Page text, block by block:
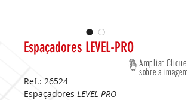
Espaçadores LEVEL-PRO
Ref.: 26524
Espaçadores LEVEL-PRO
Ampliar Clique
sobre a imagem